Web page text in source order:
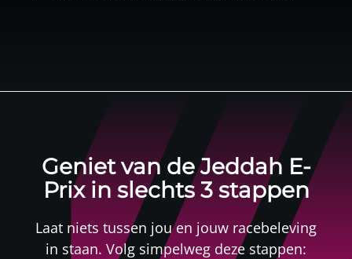
Geniet van de Jeddah E-
Prix in slechts 3 stappen
Laat niets tussen jou en jouw racebeleving
in staan. Volg simpelweg deze stappen: